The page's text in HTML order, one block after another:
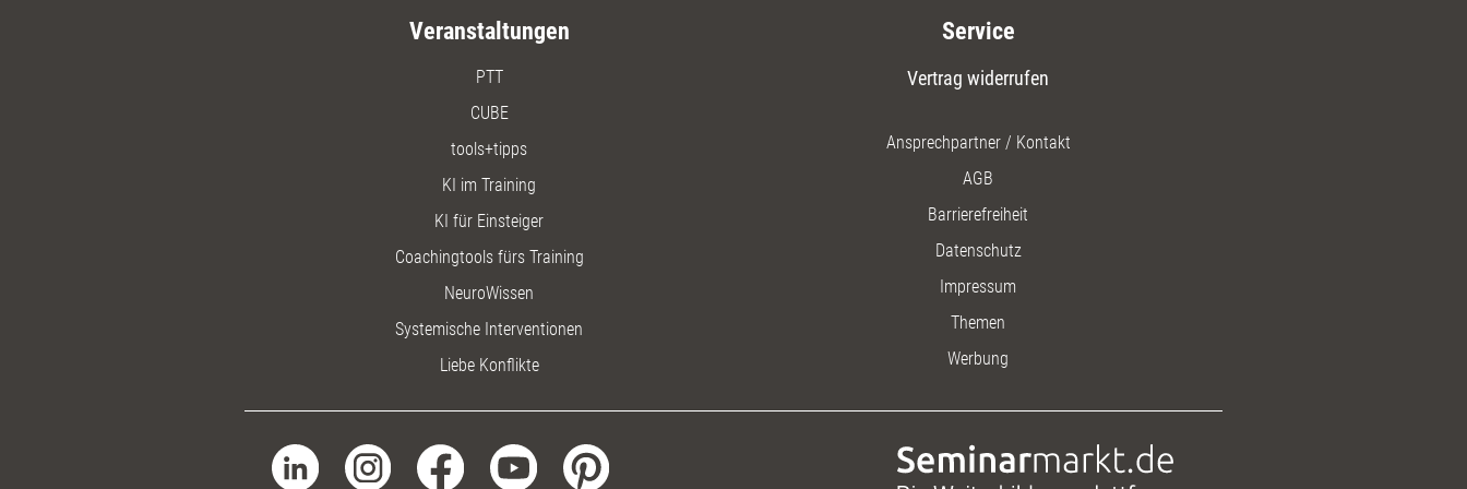
Veranstaltungen
PTT
CUBE
tools+tipps
KI im Training
KI für Einsteiger
Coachingtools fürs Training
NeuroWissen
Systemische Interventionen
Liebe Konflikte
Service
Vertrag widerrufen
Ansprechpartner / Kontakt
AGB
Barrierefreiheit
Datenschutz
Impressum
Themen
Werbung